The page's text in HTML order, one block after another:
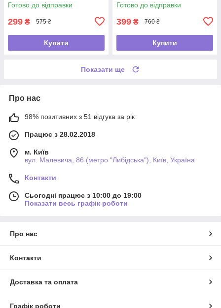
Готово до відправки
299 ₴ 575 ₴
Купити
Готово до відправки
399 ₴ 760 ₴
Купити
Показати ще
Про нас
98% позитивних з 51 відгука за рік
Працює з 28.02.2018
м. Київ
вул. Малевича, 86 (метро "Либідська"), Київ, Україна
Контакти
Сьогодні працює з 10:00 до 19:00
Показати весь графік роботи
Про нас
Контакти
Доставка та оплата
Графік роботи